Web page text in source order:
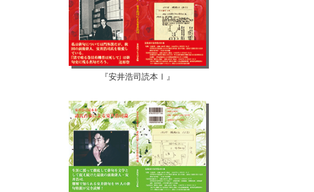
『安井浩司読本Ⅰ』